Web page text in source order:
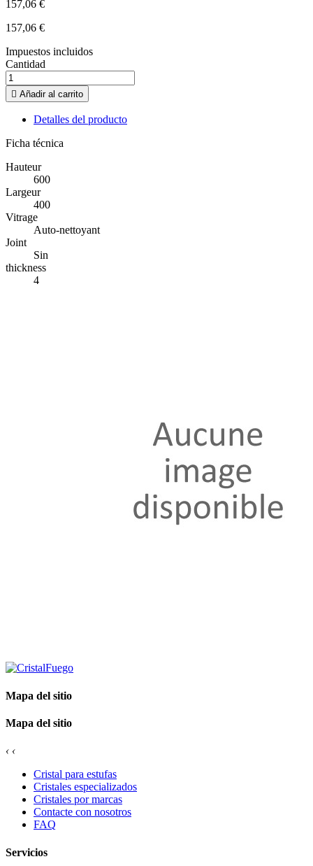
157,06 €
157,06 €
Impuestos incluidos
Cantidad
 Añadir al carrito
Detalles del producto
Ficha técnica
Hauteur
600
Largeur
400
Vitrage
Auto-nettoyant
Joint
Sin
thickness
4
Mapa del sitio
Mapa del sitio
‹ ‹
Cristal para estufas
Cristales especializados
Cristales por marcas
Contacte con nosotros
FAQ
Servicios